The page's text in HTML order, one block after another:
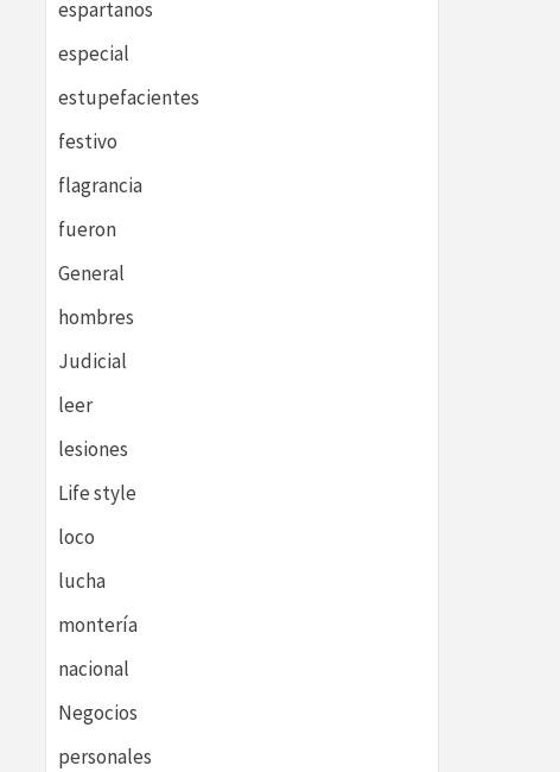
espartanos
especial
estupefacientes
festivo
flagrancia
fueron
General
hombres
Judicial
leer
lesiones
Life style
loco
lucha
montería
nacional
Negocios
personales